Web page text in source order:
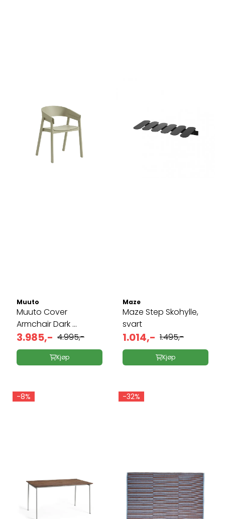
Muuto
Muuto Cover
Armchair Dark ...
3.985,- 4.995,-
Kjøp
Maze
Maze Step Skohylle,
svart
1.014,- 1.495,-
Kjøp
-8% -32%